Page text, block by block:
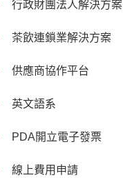
行政財團法人解決方案
茶飲連鎖業解決方案
供應商協作平台
英文語系
PDA開立電子發票
線上費用申請